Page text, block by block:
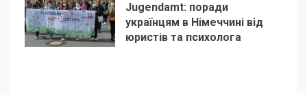
5
Jugendamt: поради
українцям в Німеччині від
юристів та психолога